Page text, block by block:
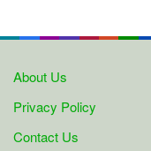
About Us
Privacy Policy
Contact Us